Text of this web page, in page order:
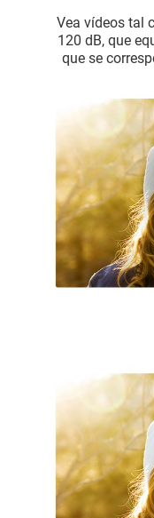
Vea vídeos tal
120 dB, que
que se